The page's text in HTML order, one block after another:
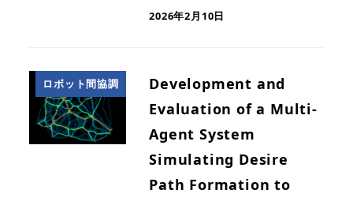
2026年2月10日
ロボット間協調
Development and
Evaluation of a Multi-
Agent System
Simulating Desire
Path Formation to